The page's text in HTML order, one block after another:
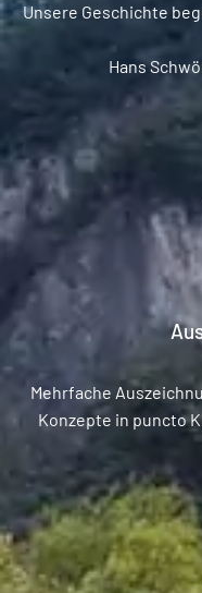
Unsere Geschichte
Hans
Mehrfache
Konzepte in puncto